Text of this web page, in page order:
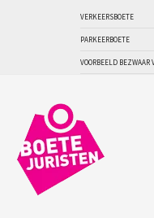
VERKEERSBOETE
PARKEERBOETE
VOORBEELD BEZWAAR